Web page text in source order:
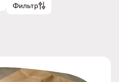
Фильтр